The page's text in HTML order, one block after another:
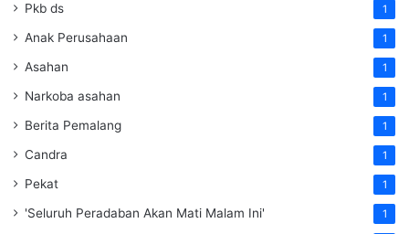
Pkb ds 1
Anak Perusahaan 1
Asahan 1
Narkoba asahan 1
Berita Pemalang 1
Candra 1
Pekat 1
'Seluruh Peradaban Akan Mati Malam Ini' 1